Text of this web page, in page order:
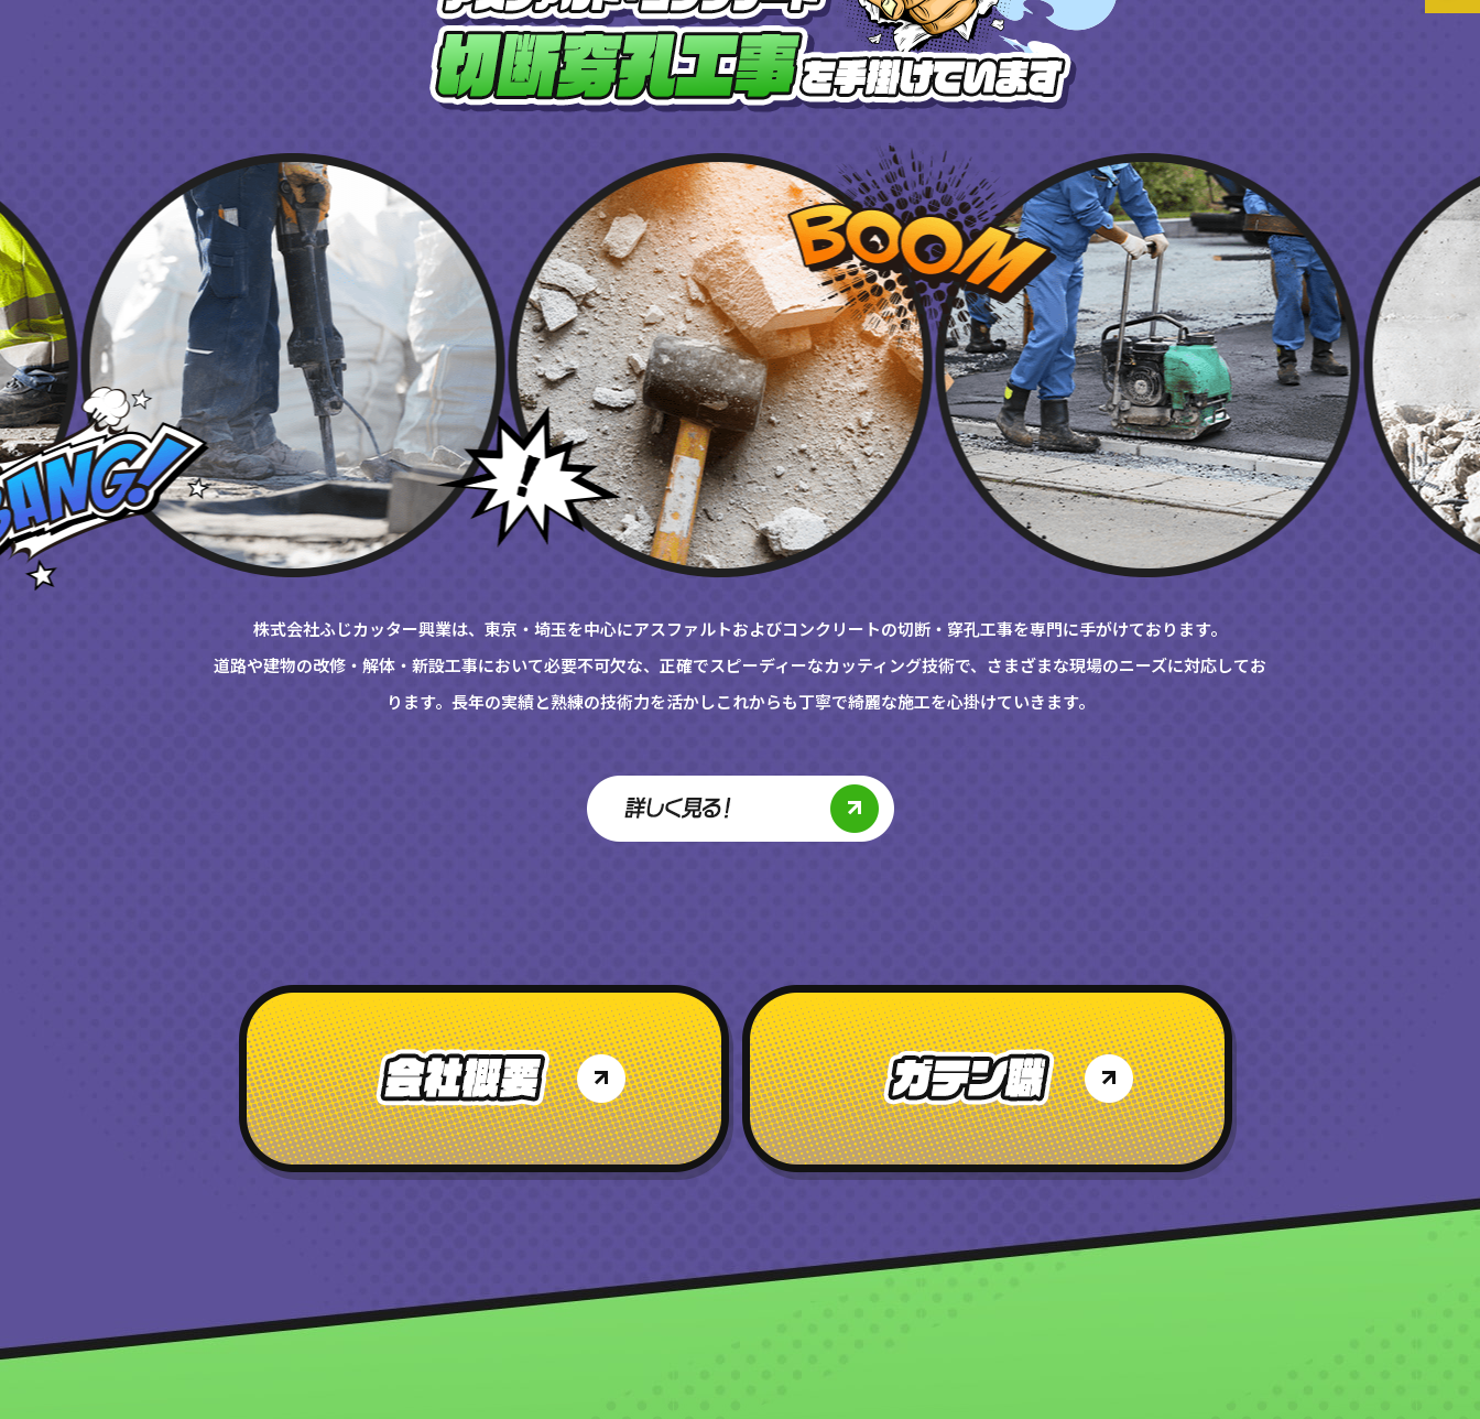
株式会社ふじカッター興業は、東京・埼玉を中心にアスファルトおよびコンクリートの切断・穿孔工事を専門に手がけております。
道路や建物の改修・解体・新設工事において必要不可欠な、正確でスピーディーなカッティング技術で、さまざまな現場のニーズに対応してお
ります。長年の実績と熟練の技術力を活かしこれからも丁寧で綺麗な施工を心掛けていきます。